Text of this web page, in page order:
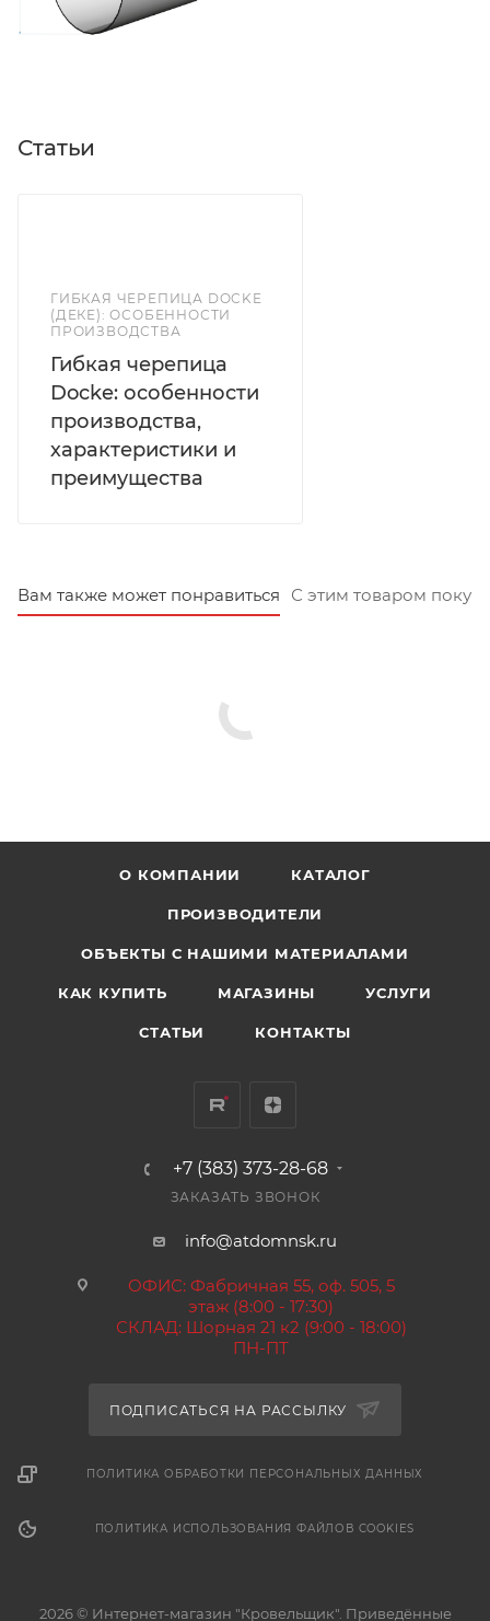
Статьи
ГИБКАЯ ЧЕРЕПИЦА DOCKE
(ДЕКЕ): ОСОБЕННОСТИ
ПРОИЗВОДСТВА
Гибкая черепица
Docke: особенности
производства,
характеристики и
преимущества
Вам также может понравиться С этим товаром
О КОМПАНИИ КАТАЛОГ
ПРОИЗВОДИТЕЛИ
ОБЪЕКТЫ С НАШИМИ МАТЕРИАЛАМИ
КАК КУПИТЬ МАГАЗИНЫ УСЛУГИ
СТАТЬИ КОНТАКТЫ
+7 (383) 373-28-68
ЗАКАЗАТЬ ЗВОНОК
info@atdomnsk.ru
ОФИС: Фабричная 55, оф. 505, 5
этаж (8:00 - 17:30)
СКЛАД: Шорная 21 к2 (9:00 - 18:00)
ПН-ПТ
ПОДПИСАТЬСЯ НА РАССЫЛКУ
ПОЛИТИКА ОБРАБОТКИ ПЕРСОНАЛЬНЫХ ДАННЫХ
ПОЛИТИКА ИСПОЛЬЗОВАНИЯ ФАЙЛОВ COOKIES
2026 © Интернет-магазин "Кровельщик". Приведённые